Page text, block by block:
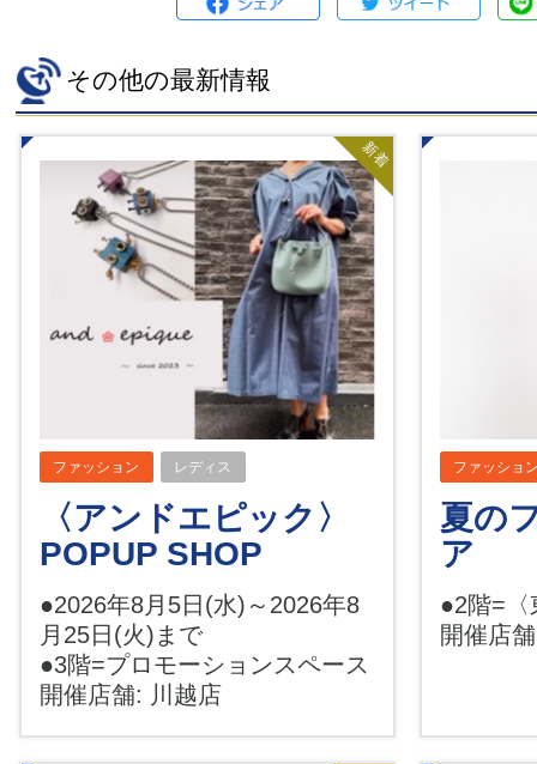
その他の最新情報
新着
ファッション レディス
〈アンドエピック〉
POPUP SHOP
●2026年8月5日(水)～2026年8
月25日(火)まで
●3階=プロモーションスペース
開催店舗: 川越店
ファッショ
夏の
ア
●2階=
開催店